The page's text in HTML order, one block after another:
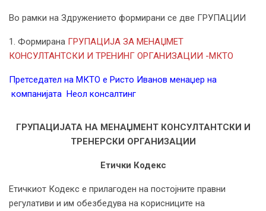
Во рамки на Здружението формирани се две ГРУПАЦИИ
1. Формирана ГРУПАЦИЈА ЗА МЕНАЏМЕТ
КОНСУЛТАНТСКИ И ТРЕНИНГ ОРГАНИЗАЦИИ -МКТО
Претседател на МКТО е Ристо Иванов менаџер на
компанијата Неол консалтинг
ГРУПАЦИЈАТА НА МЕНАЏМЕНТ КОНСУЛТАНТСКИ И
ТРЕНЕРСКИ ОРГАНИЗАЦИИ
Етички Кодекс
Етичкиот Кодекс е прилагоден на постојните правни
регулативи и им обезбедува на корисниците на